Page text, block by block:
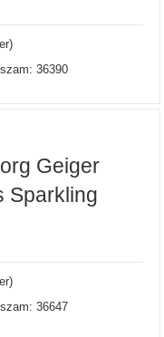
36390
Geiger
Sparkling
36647